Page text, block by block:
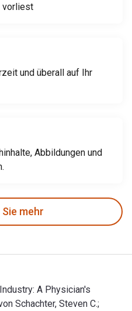
vorliest
und überall auf Ihr
Abbildungen und
mehr
A Physician's
Schachter, Steven C.;